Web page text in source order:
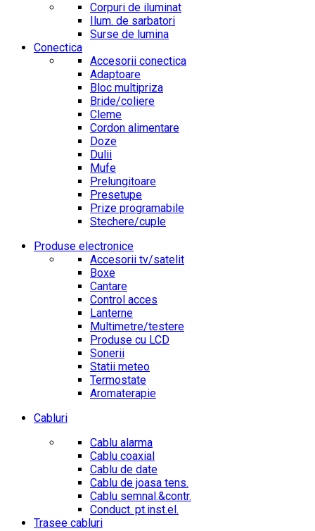
Corpuri de iluminat
Ilum. de sarbatori
Surse de lumina
Conectica
Accesorii conectica
Adaptoare
Bloc multipriza
Bride/coliere
Cleme
Cordon alimentare
Doze
Dulii
Mufe
Prelungitoare
Presetupe
Prize programabile
Stechere/cuple
Produse electronice
Accesorii tv/satelit
Boxe
Cantare
Control acces
Lanterne
Multimetre/testere
Produse cu LCD
Sonerii
Statii meteo
Termostate
Aromaterapie
Cabluri
Cablu alarma
Cablu coaxial
Cablu de date
Cablu de joasa tens.
Cablu semnal.&contr.
Conduct. pt.inst.el.
Trasee cabluri